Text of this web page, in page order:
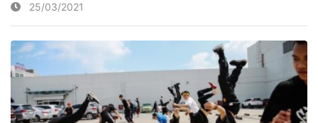
25/03/2021